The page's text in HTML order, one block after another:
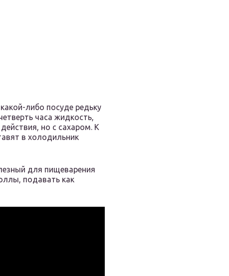
либо посуде редьку
часа жидкость,
но с сахаром. К
в холодильник
для пищеварения
подавать как